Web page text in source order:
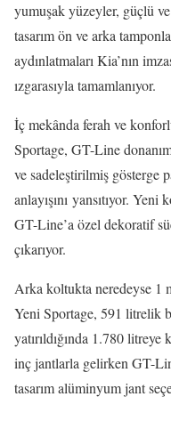
yumuşak yüzeyler, güçlü
tasarım ön ve arka
aydınlatmaları Kia’nın
ızgarasıyla tamamlanıyor.
İç mekânda ferah ve
Sportage, GT-Line
ve sadeleştirilmiş gösterge
anlayışını yansıtıyor.
GT-Line’a özel dekoratif
çıkarıyor.
Arka koltukta neredeyse 1
Yeni Sportage, 591 litrelik
yatırıldığında 1.780
inç jantlarla gelirken GT-
tasarım alüminyum jant